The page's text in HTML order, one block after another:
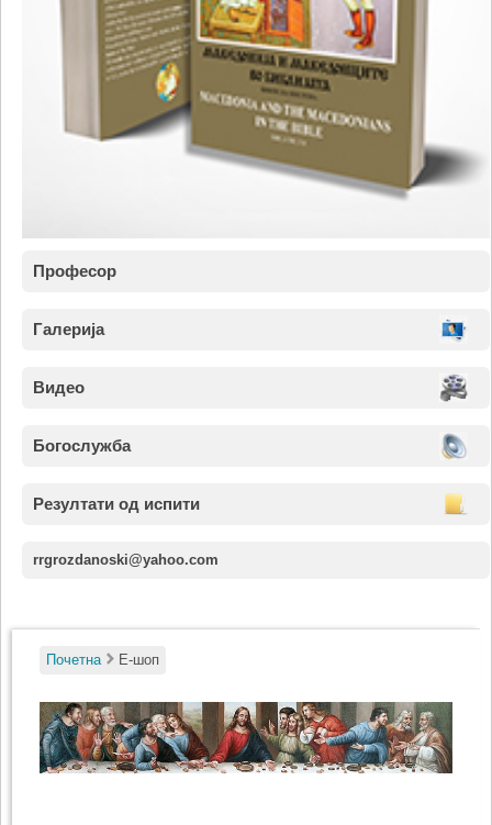
Професор
Галерија
Видео
Богослужба
Резултати од испити
rrgrozdanoski@yahoo.com
Почетна Е-шоп